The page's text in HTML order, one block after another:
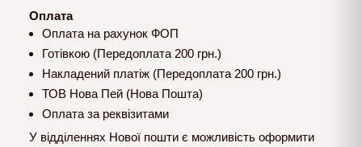
Оплата
Оплата на рахунок ФОП
Готівкою (Передоплата 200 грн.)
Накладений платіж (Передоплата 200 грн.)
ТОВ Нова Пей (Нова Пошта)
Оплата за реквізитами
У відділеннях Нової пошти є можливість оформити